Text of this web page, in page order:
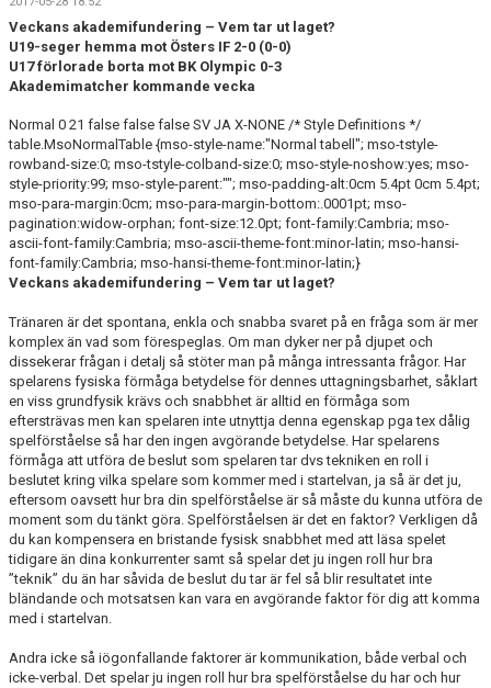
MEDLEMS OCH TRÄNINGSAVGIFTER
Veckans akademifundering – Vem tar ut laget?
U19-seger hemma mot Östers IF 2-0 (0-0)
U17 förlorade borta mot BK Olympic 0-3
Akademimatcher kommande vecka
Normal 0 21 false false false SV JA X-NONE /* Style Definitions */
table.MsoNormalTable {mso-style-name:"Normal tabell"; mso-tstyle-
rowband-size:0; mso-tstyle-colband-size:0; mso-style-noshow:yes; mso-
style-priority:99; mso-style-parent:""; mso-padding-alt:0cm 5.4pt 0cm 5.4pt;
mso-para-margin:0cm; mso-para-margin-bottom:.0001pt; mso-
pagination:widow-orphan; font-size:12.0pt; font-family:Cambria; mso-
ascii-font-family:Cambria; mso-ascii-theme-font:minor-latin; mso-hansi-
font-family:Cambria; mso-hansi-theme-font:minor-latin;}
Veckans akademifundering – Vem tar ut laget?
Tränaren är det spontana, enkla och snabba svaret på en fråga som är mer
komplex än vad som förespeglas. Om man dyker ner på djupet och
dissekerar frågan i detalj så stöter man på många intressanta frågor. Har
spelarens fysiska förmåga betydelse för dennes uttagningsbarhet, såklart
en viss grundfysik krävs och snabbhet är alltid en förmåga som
eftersträvas men kan spelaren inte utnyttja denna egenskap pga tex dålig
spelförståelse så har den ingen avgörande betydelse. Har spelarens
förmåga att utföra de beslut som spelaren tar dvs tekniken en roll i
beslutet kring vilka spelare som kommer med i startelvan, ja så är det ju,
eftersom oavsett hur bra din spelförståelse är så måste du kunna utföra de
moment som du tänkt göra. Spelförståelsen är det en faktor? Verkligen då
du kan kompensera en bristande fysisk snabbhet med att läsa spelet
tidigare än dina konkurrenter samt så spelar det ju ingen roll hur bra
”teknik” du än har såvida de beslut du tar är fel så blir resultatet inte
bländande och motsatsen kan vara en avgörande faktor för dig att komma
med i startelvan.
Andra icke så iögonfallande faktorer är kommunikation, både verbal och
icke-verbal. Det spelar ju ingen roll hur bra spelförståelse du har och hur